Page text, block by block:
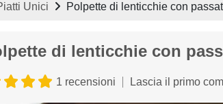
Unici Polpette di lenticchie con
di lenticchie con
1 recensioni Lascia il primo